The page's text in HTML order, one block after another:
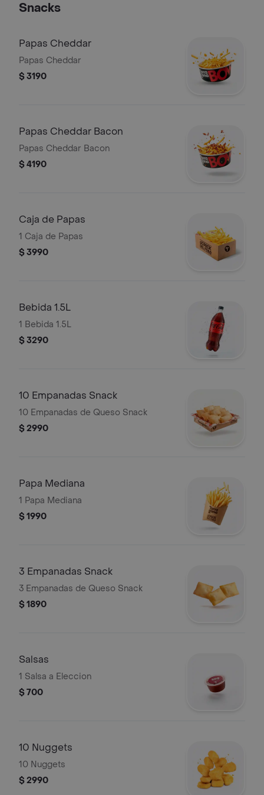
Snacks
Papas Cheddar
Papas Cheddar
$ 3190
Papas Cheddar Bacon
Papas Cheddar Bacon
$ 4190
Caja de Papas
1 Caja de Papas
$ 3990
Bebida 1.5L
1 Bebida 1.5L
$ 3290
10 Empanadas Snack
10 Empanadas de Queso Snack
$ 2990
Papa Mediana
1 Papa Mediana
$ 1990
3 Empanadas Snack
3 Empanadas de Queso Snack
$ 1890
Salsas
1 Salsa a Eleccion
$ 700
10 Nuggets
10 Nuggets
$ 2990